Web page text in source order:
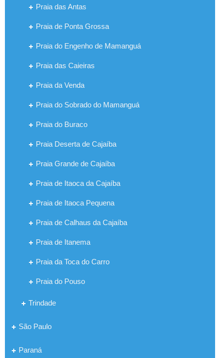
Praia das Antas
Praia de Ponta Grossa
Praia do Engenho de Mamanguá
Praia das Caieiras
Praia da Venda
Praia do Sobrado do Mamanguá
Praia do Buraco
Praia Deserta de Cajaíba
Praia Grande de Cajaíba
Praia de Itaoca da Cajaíba
Praia de Itaoca Pequena
Praia de Calhaus da Cajaíba
Praia de Itanema
Praia da Toca do Carro
Praia do Pouso
Trindade
São Paulo
Paraná